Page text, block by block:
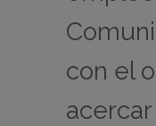
con el